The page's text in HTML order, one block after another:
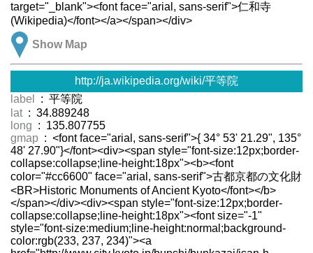
target="_blank"><font face="arial, sans-serif">仁和寺
(Wikipedia)</font></a></span></div>
Show Map
http://ja.wikipedia.org/wiki/平等院
label
: 平等院
lat : 34.889248
long : 135.807755
gmap : <font face="arial, sans-serif">{ 34° 53' 21.29", 135°
48' 27.90"}</font><div><span style="font-size:12px;border-
collapse:collapse;line-height:18px"><b><font
color="#cc6600" face="arial, sans-serif">古都京都の文化財
<BR>Historic Monuments of Ancient Kyoto</font></b>
</span></div><div><span style="font-size:12px;border-
collapse:collapse;line-height:18px"><font size="-1"
style="font-size:medium;line-height:normal;background-
color:rgb(233, 237, 234)"><a